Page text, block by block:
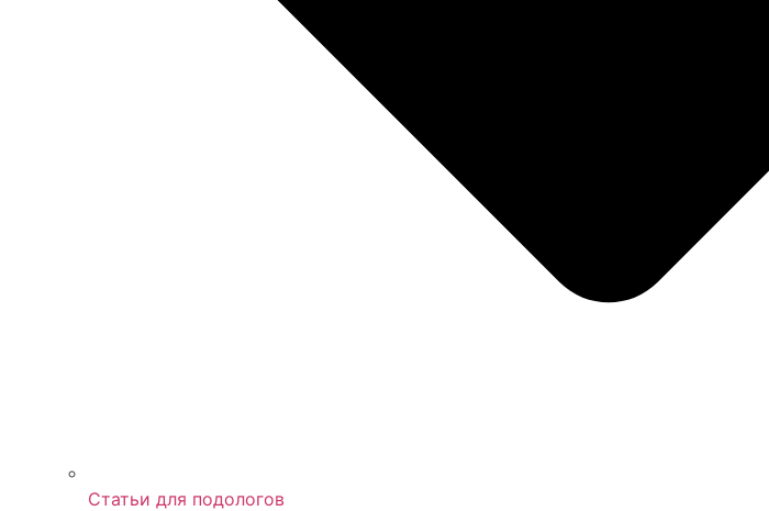
Статьи для подологов